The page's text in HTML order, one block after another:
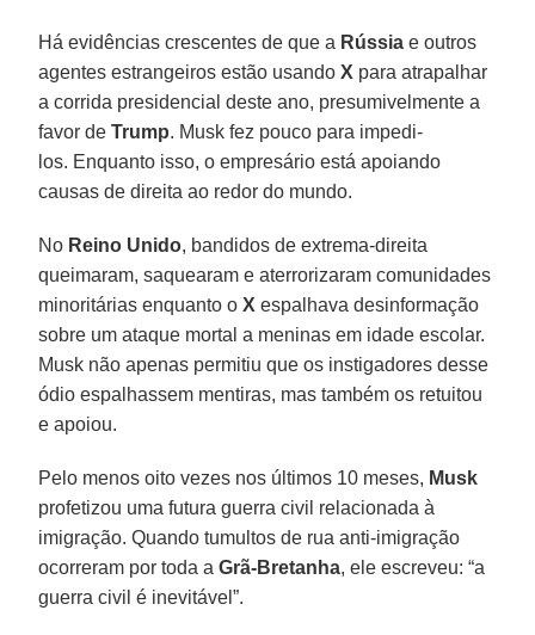
Há evidências crescentes de que a Rússia e outros
agentes estrangeiros estão usandoX para atrapalhar
a corrida presidencial deste ano, presumivelmente a
favor deTrump. Musk fez pouco para impedi-
los. Enquanto isso, o empresário está apoiando
causas de direita ao redor do mundo.
No Reino Unido, bandidos de extrema-direita
queimaram, saquearam e aterrorizaram comunidades
minoritárias enquanto oX espalhava desinformação
sobre um ataque mortal a meninas em idade escolar.
Musk não apenas permitiu que os instigadores desse
ódio espalhassem mentiras, mas também os retuitou
e apoiou.
Pelo menos oito vezes nos últimos 10 meses, Musk
profetizou uma futura guerra civil relacionada à
imigração. Quando tumultos de rua anti-imigração
ocorreram por toda aGrã-Bretanha, ele escreveu: “a
guerra civil é inevitável”.